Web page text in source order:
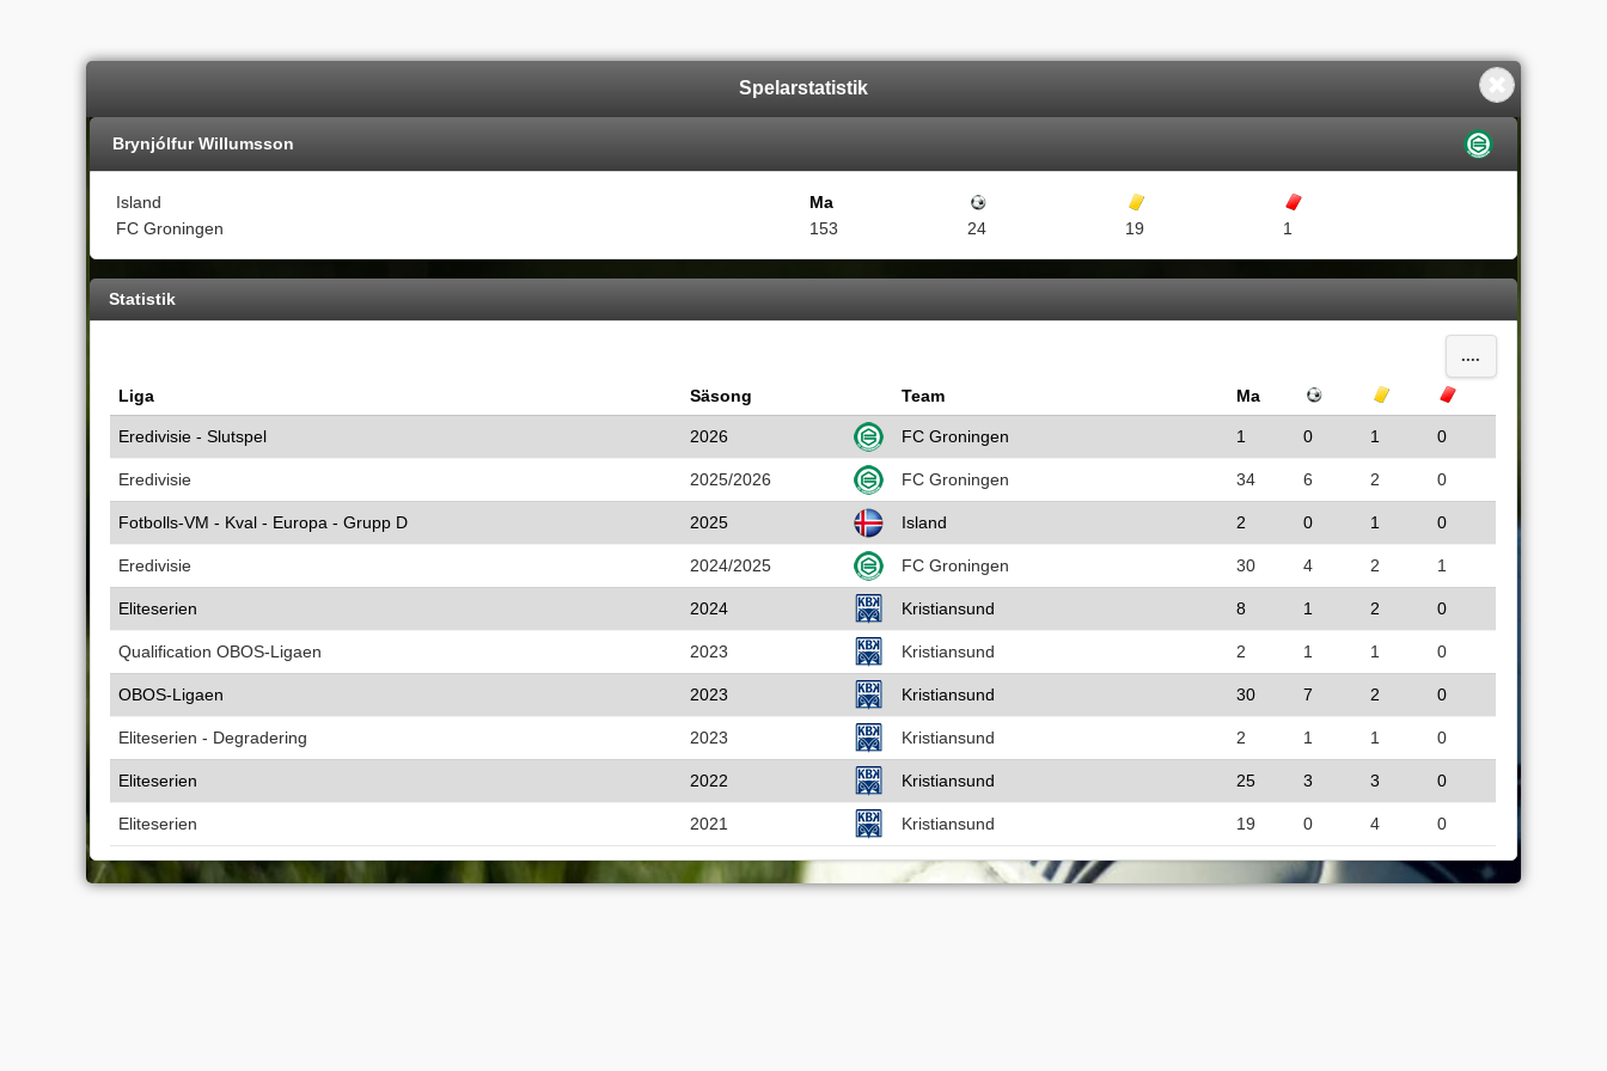
Spelarstatistik
Brynjólfur Willumsson
Island
FC Groningen
Ma
153
24 19 1
Statistik
....
Liga Säsong Team Ma Gula kort
Eredivisie - Slutspel 2026 FC Groningen 1 0 1 0
Eredivisie 2025/2026 FC Groningen 34 6 2 0
Fotbolls-VM - Kval - Europa - Grupp D 2025 Island 2 0 1 0
Eredivisie 2024/2025 FC Groningen 30 4 2 1
Eliteserien 2024 Kristiansund 8 1 2 0
Qualification OBOS-Ligaen 2023 Kristiansund 2 1 1 0
OBOS-Ligaen 2023 Kristiansund 30 7 2 0
Eliteserien - Degradering 2023 Kristiansund 2 1 1 0
Eliteserien 2022 Kristiansund 25 3 3 0
Eliteserien 2021 Kristiansund 19 0 4 0